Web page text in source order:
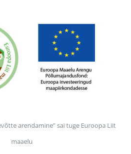
arendamine” sai tuge Euroopa Liit
maaelu